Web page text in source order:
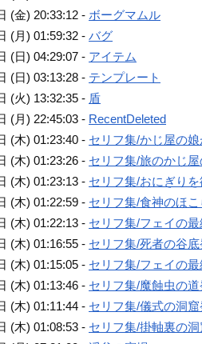
(金) 20:33:12 - ボーグマムル
(月) 01:59:32 -バグ
(日) 04:29:07 - アイテム
(日) 03:13:28 - テンプレート
(火) 13:32:35 - 盾
(月) 22:45:03 - RecentDeleted
(木) 01:23:40 - セリフ集/かじ屋の
(木) 01:23:26 - セリフ集/旅のかじ屋
(木) 01:23:13 - セリフ集/おにぎり
(木) 01:22:59 - セリフ集/食神のほ
(木) 01:22:13 - セリフ集/フェイの
(木) 01:16:55 - セリフ集/死者の谷
(木) 01:15:05 - セリフ集/フェイの
(木) 01:13:46 - セリフ集/魔蝕虫の
(木) 01:11:44 - セリフ集/儀式の洞
(木) 01:08:53 - セリフ集/掛軸裏の